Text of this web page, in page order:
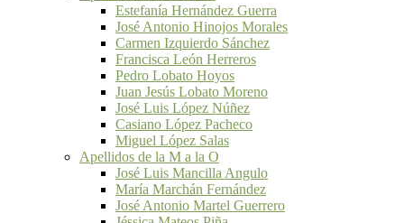
Estefanía Hernández Guerra
José Antonio Hinojos Morales
Carmen Izquierdo Sánchez
Francisca León Herreros
Pedro Lobato Hoyos
Juan Jesús Lobato Moreno
José Luis López Núñez
Casiano López Pacheco
Miguel López Salas
Apellidos de la M a la O
José Luis Mancilla Angulo
María Marchán Fernández
José Antonio Martel Guerrero